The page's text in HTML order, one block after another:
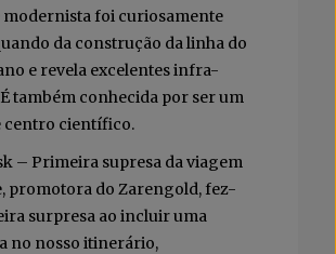
modernista foi curiosamente
da construção da linha do
e revela excelentes infra-
também conhecida por ser um
científico.
– Primeira supresa da viagem
promotora do Zarengold, fez-
surpresa ao incluir uma
no nosso itinerário,